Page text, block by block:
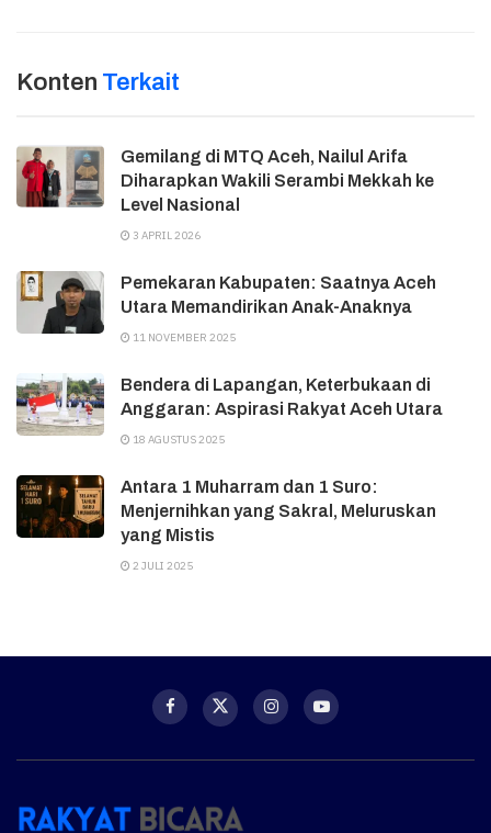
Konten Terkait
Gemilang di MTQ Aceh, Nailul Arifa
Diharapkan Wakili Serambi Mekkah ke
Level Nasional
3 APRIL 2026
Pemekaran Kabupaten: Saatnya Aceh
Utara Memandirikan Anak-Anaknya
11 NOVEMBER 2025
Bendera di Lapangan, Keterbukaan di
Anggaran: Aspirasi Rakyat Aceh Utara
18 AGUSTUS 2025
Antara 1 Muharram dan 1 Suro:
Menjernihkan yang Sakral, Meluruskan
yang Mistis
2 JULI 2025